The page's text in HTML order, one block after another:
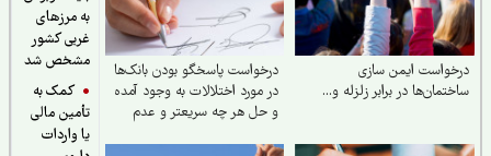
به مرزهای
غربی کشور
مشخص شد
کمک به
تأمین مالی
یا واردات
ایمن‌ سازی
در برابر زلزله و...
درخواست پاسخگو بودن بانک‌ها
در مورد اختلالات به وجود آمده
و حل هر چه سریعتر و عدم